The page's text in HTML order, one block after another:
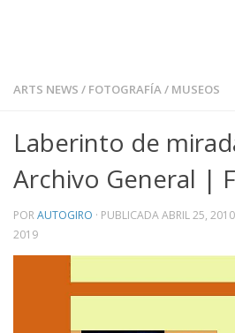
ARTS NEWS / FOTOGRAFÍA/ MUSEOS
Laberinto de
Archivo General |
PORAUTOGIRO · PUBLICADAABRIL 25, 2010
2019